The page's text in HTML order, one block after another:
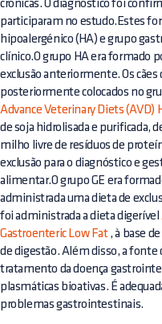
crónicas. O diagnóstico foi
participaram no estudo.Estes
hipoalergénico (HA) e grupo
clínico.O grupo HA era formado
exclusão anteriormente. Os
posteriormente colocados no
Advance Veterinary Diets (AVD)
de soja hidrolisada e purificada,
milho livre de resíduos de
exclusão para o diagnóstico e
alimentar.O grupo GE era
administrada uma dieta de
foi administrada a dieta digerível
Gastroenteric Low Fat, à base
de digestão. Além disso, a fonte
tratamento da doença
plasmáticas bioativas. É
problemas gastrointestinais.